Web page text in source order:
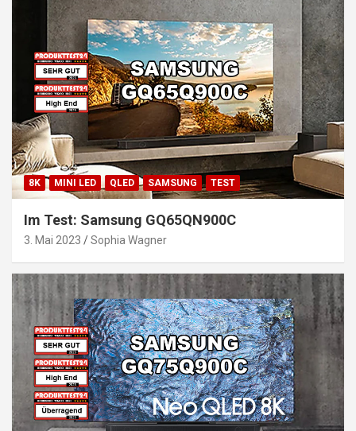
8K MINI LED QLED SAMSUNG TEST
Im Test: Samsung GQ65QN900C
3. Mai 2023 Sophia Wagner